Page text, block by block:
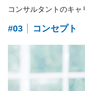
コンサルタントのキャ
#03 コンセプト